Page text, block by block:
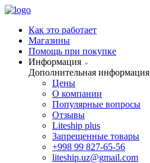
Как это работает
Магазины
Помощь при покупке
Информация
Дополнительная информация
Цены
О компании
Популярные вопросы
Отзывы
Liteship plus
Запрещенные товары
+998 99 827-65-56
liteship.uz@gmail.com